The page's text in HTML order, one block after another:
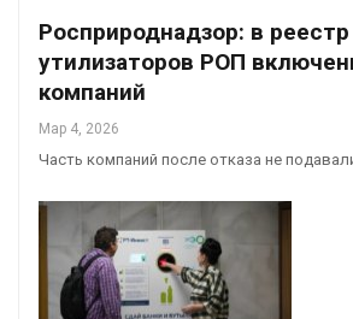
Росприроднадзор: в реестр
утилизаторов РОП
компаний
Мар 4, 2026
Часть компаний после отказа не